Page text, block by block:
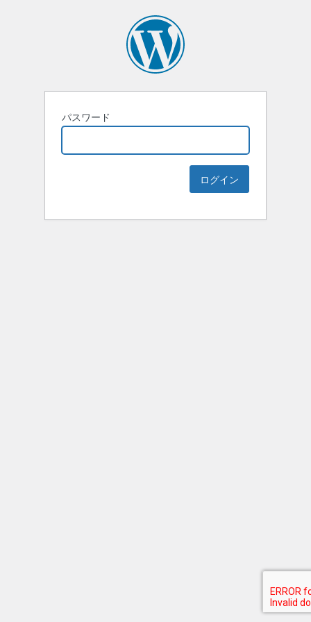
パスワード